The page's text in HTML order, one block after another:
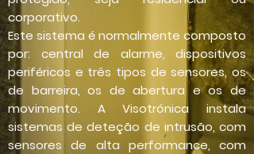
corporativo.
Este sistema é normalmente composto
por: central de alarme, dispositivos
periféricos e três tipos de sensores, os
de barreira, os de abertura e os de
movimento. A Visotrónica instala
sistemas de deteção de intrusão, com
sensores de alta performance, com